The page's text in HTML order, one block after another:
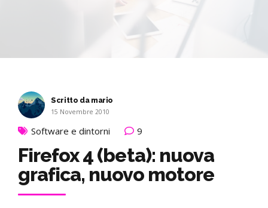
Scritto da mario
15 Novembre 2010
Software e dintorni 9
Firefox 4 (beta): nuova
grafica, nuovo motore